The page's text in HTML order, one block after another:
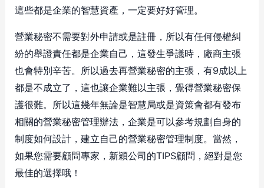
這些都是企業的智慧資產，一定要好好管理。
營業秘密不需要對外申請或是註冊，所以有任何侵權糾
紛的舉證責任都是企業自己，這發生爭議時，廠商主張
也會特別辛苦。所以過去再營業秘密的主張，有9成以上
都是不成立了，這也讓企業難以主張，覺得營業秘密保
護很難。所以這幾年無論是智慧局或是資策會都有發布
相關的營業秘密管理辦法，企業是可以參考規劃自身的
制度如何設計，建立自己的營業秘密管理制度。當然，
如果您需要顧問專家，新穎公司的TIPS顧問，絕對是您
最佳的選擇哦！